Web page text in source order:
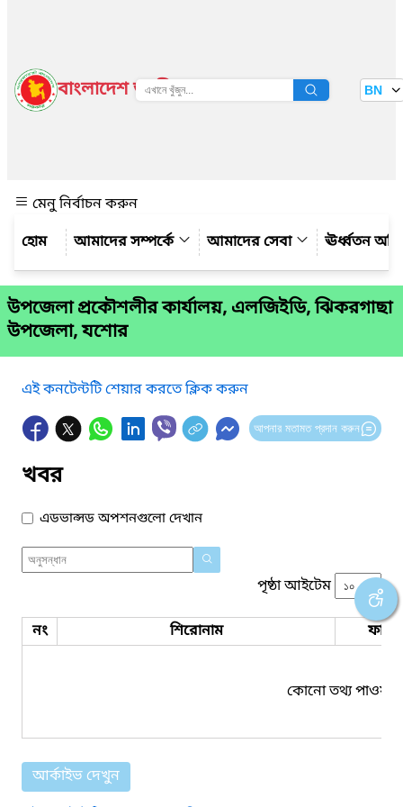
বাংলাদেশ জাতীয় তথ্য বাতায়ন BN
মেনু নির্বাচন করুন
আমাদের সম্পর্কে
আমাদের সেবা ঊর্ধ্বতন
উপজেলা প্রকৌশলীর কার্যালয়, এলজিইডি, ঝিকরগাছা
উপজেলা, যশোর
এই কনটেন্টটি শেয়ার করতে ক্লিক করুন
আপনার মতামত প্রদান করুন
খবর
এডভান্সড অপশনগুলো দেখান
পৃষ্ঠা আইটেম
নং শিরোনাম ফাইল
কোনো তথ্য পাওয়া
আর্কাইভ দেখুন